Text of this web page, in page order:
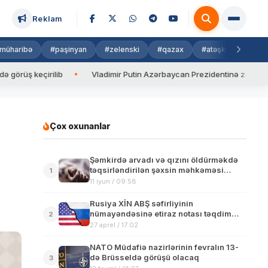
Reklam
#paşinyan #zelenski #qazax #atəşkəs
Vladimir Putin Azərbaycan Prezidentinə zəng edib
Çox oxunanlar
1
Şəmkirdə arvadı və qızını öldürməkdə
təqsirləndirilən şəxsin məhkəməsi
başlayır
11 iyun / 09:58
2
Rusiya XİN ABŞ səfirliyinin
nümayəndəsinə etiraz notası təqdim
edib
27 aprel / 17:02
3
NATO Müdafiə nazirlərinin fevralın 13-
də Brüsseldə görüşü olacaq